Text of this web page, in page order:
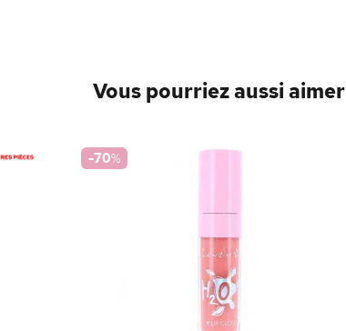
Vous pourriez aussi aimer
-70%